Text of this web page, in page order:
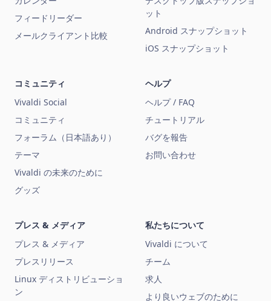
フィードリーダー
メールクライアント比較
ット
Android スナップショット
iOS スナップショット
コミュニティ
Vivaldi Social
コミュニティ
フォーラム（日本語あり）
テーマ
Vivaldi の未来のために
グッズ
ヘルプ
ヘルプ / FAQ
チュートリアル
バグを報告
お問い合わせ
プレス & メディア
プレス & メディア
プレスリリース
Linux ディストリビューショ
ン
私たちについて
Vivaldi について
チーム
求人
より良いウェブのために